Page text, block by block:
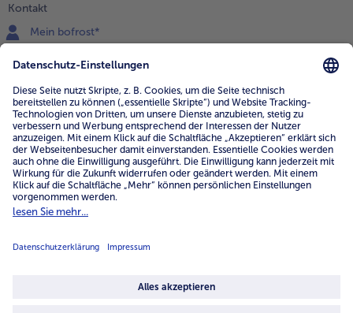
Kontakt
Mein bofrost*
0800 - 000 19 18
Mo.-Fr.: 7-21 Uhr Sa: 8-16 Uhr
Service
Unternehmen
Über uns